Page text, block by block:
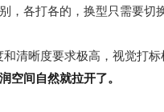
各打各的，换型只需要切
清晰度要求极高，视觉打
空间自然就拉开了。